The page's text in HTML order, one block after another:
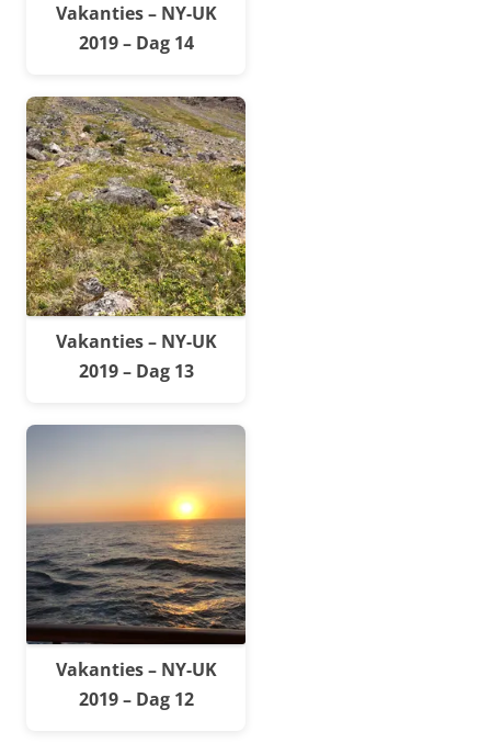
Vakanties – NY-UK
2019 – Dag 14
Vakanties – NY-UK
2019 – Dag 13
Vakanties – NY-UK
2019 – Dag 12